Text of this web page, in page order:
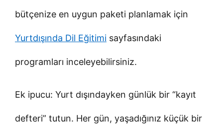
bütçenize en uygun paketi planlamak için
Yurtdışında Dil Eğitimi sayfasındaki
programları inceleyebilirsiniz.
Ek ipucu: Yurt dışındayken günlük bir “kayıt
defteri” tutun. Her gün, yaşadığınız küçük bir